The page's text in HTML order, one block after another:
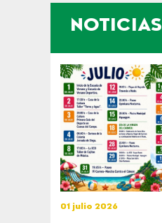
NOTICIAS
01 julio 2026